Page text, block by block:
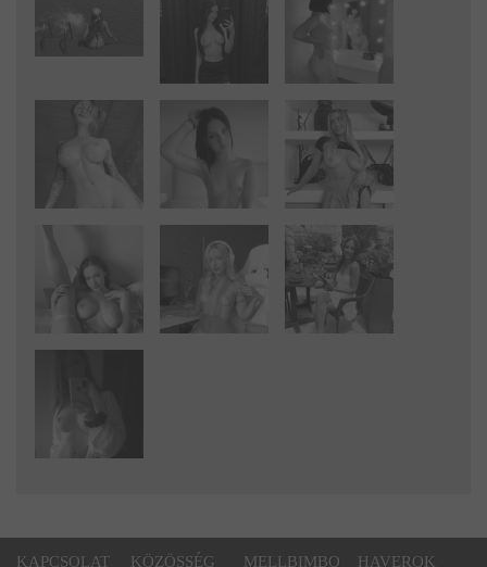
KAPCSOLAT KÖZÖSSÉG MELLBIMBO HAVEROK